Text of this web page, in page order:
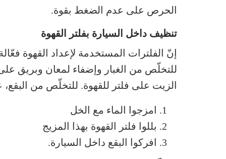
الحرص على عدم الضغط بقوة.
تنظيف داخل السيارة بفلتر القهوة
إنّ الفلترات المستخدمة لإعداد القهوة
للتخلّص من الغبار وإضفاء لمعان وبريق
الزيت على فلتر للقهوة. للتخلّص من البقع،
امزجوا الماء مع الخل
بللوا فلتر القهوة بهذا المزيج
افركوا البقع داخل السيارة.